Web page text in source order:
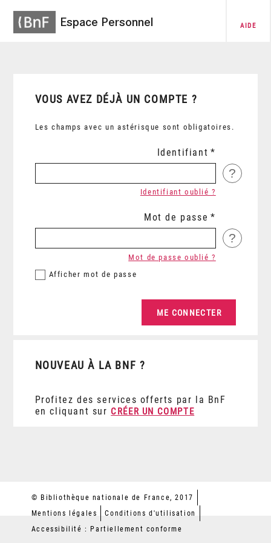
Espace Personnel AIDE
VOUS AVEZ DÉJÀ UN COMPTE ?
Les champs avec un astérisque sont obligatoires.
Identifiant
?
Identifiant oublié ?
Mot de passe
?
Afficher mot de passe
Mot de passe oublié ?
NOUVEAU À LA BNF ?
Profitez des services offerts par la BnF
en cliquant sur CRÉER UN COMPTE
© Bibliothèque nationale de France, 2017
Mentions légales
Conditions d'utilisation
Accessibilité : Partiellement conforme